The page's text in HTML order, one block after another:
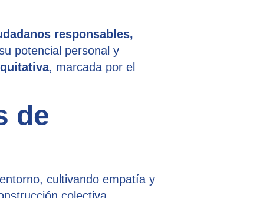
responsables,
potencial personal y
, marcada por el
de
cultivando empatía y